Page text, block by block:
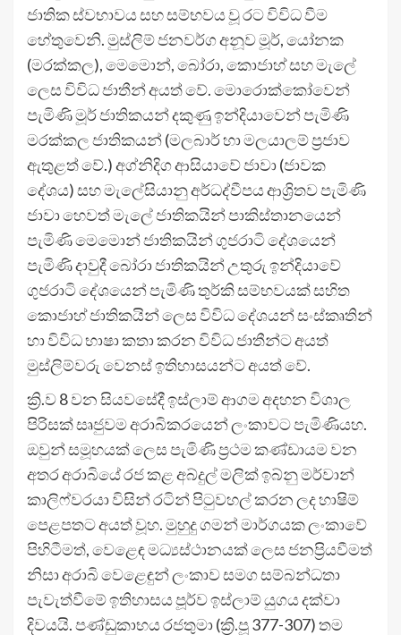
ජාතික ස්වභාවය සහ සම්භවය වූ රට විවිධ වීම
හේතුවෙනි. මුස්ලිම් ජනවර්ග අනූව මූර්, යෝනක
(මරක්කල), මෙමොන්, බෝරා, කොජාහ් සහ මැලේ
ලෙස විවිධ ජාතීන් අයත් වේ. මොරොක්කෝවෙන්
පැමිණි මූර් ජාතිකයන් දකුණු ඉන්දියාවෙන් පැමිණි
මරක්කල ජාතිකයන් (මලබාර් හා මලයාලම් ප්‍රජාව
ඇතුළත් වේ.) අග්නිදිග ආසියාවේ ජාවා (ජාවක
දේශය) සහ මැලේසියානු අර්ධද්වීපය ආශ්‍රිතව පැමිණි
ජාවා හෙවත් මැලේ ජාතිකයින් පාකිස්තානයෙන්
පැමිණි මෙමොන් ජාතිකයින් ගුජරාටි දේශයෙන්
පැමිණි දාවුදී බෝරා ජාතිකයින් උතුරු ඉන්දියාවේ
ගුජරාටි දේශයෙන් පැමිණි තුර්කි සම්භවයක් සහිත
කොජාහ් ජාතිකයින් ලෙස විවිධ දේශයන් සංස්කෘතින්
හා විවිධ භාෂා කතා කරන විවිධ ජාතීන්ට අයත්
මුස්ලිම්වරු වෙනස් ඉතිහාසයන්ට අයත් වේ.
ක්‍රි.ව 8 වන සියවසේදී ඉස්ලාම් ආගම අදහන විශාල
පිරිසක් සෘජුවම අරාබිකරයෙන් ලංකාවට පැමිණියහ.
ඔවුන් සමූහයක් ලෙස පැමිණි ප්‍රථම කණ්ඩායම වන
අතර අරාබියේ රජ කළ අබ්දුල් මලික් ඉබ්නු මර්වාන්
කාලිෆ්වරයා විසින් රටින් පිටුවහල් කරන ලද හාෂිම්
පෙළපතට අයත් වූහ. මුහුදු ගමන් මාර්ගයක ලංකාවේ
පිහිටීමත්, වෙළෙඳ මධ්‍යස්ථානයක් ලෙස ජනප්‍රියවීමත්
නිසා අරාබි වෙළෙඳුන් ලංකාව සමග සම්බන්ධතා
පැවැත්වීමේ ඉතිහාසය පූර්ව ඉස්ලාම් යුගය දක්වා
දිවයයි. පණ්ඩුකාභය රජතුමා (ක්‍රි.පූ 377-307) තම